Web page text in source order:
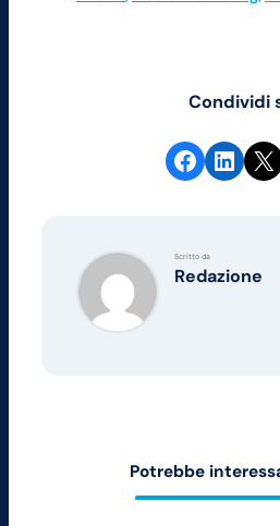
Condividi
Condividi su Facebook Condividi su LinkedIn Condividi su X
Scritto da
Redazione
Potrebbe